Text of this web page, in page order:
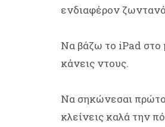
ενδιαφέρον
Να βάζω το iPad στο
κάνεις ντους.
Να σηκώνεσαι
κλείνεις καλά την